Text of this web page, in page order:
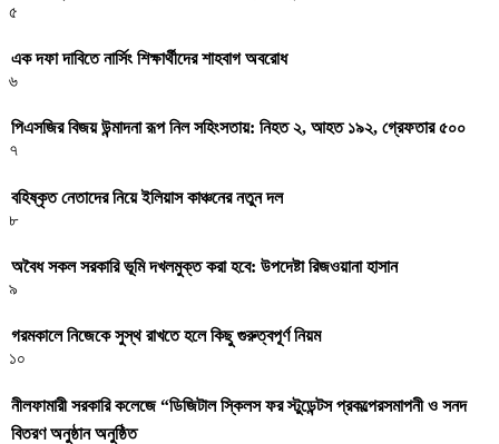
৫
এক দফা দাবিতে নার্সিং শিক্ষার্থীদের শাহবাগ অবরোধ
৬
পিএসজির বিজয় উন্মাদনা রূপ নিল সহিংসতায়: নিহত ২, আহত ১৯২, গ্রেফতার ৫০০
৭
বহিষ্কৃত নেতাদের নিয়ে ইলিয়াস কাঞ্চনের নতুন দল
৮
অবৈধ সকল সরকারি ভূমি দখলমুক্ত করা হবে: উপদেষ্টা রিজওয়ানা হাসান
৯
গরমকালে নিজেকে সুস্থ রাখতে হলে কিছু গুরুত্বপূর্ণ নিয়ম
১০
নীলফামারী সরকারি কলেজে “ডিজিটাল স্কিলস ফর স্টুডেন্টস প্রকল্পেরসমাপনী ও সনদ
বিতরণ অনুষ্ঠান অনুষ্ঠিত